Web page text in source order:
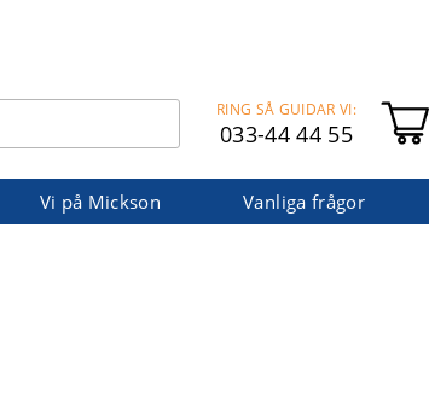
RING SÅ GUIDAR VI:
033-44 44 55
Vi på Mickson Vanliga frågor